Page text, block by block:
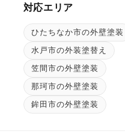
対応エリア
ひたちなか市の外壁塗装
水戸市の外装塗替え
笠間市の外壁塗装
那珂市の外壁塗装
鉾田市の外壁塗装